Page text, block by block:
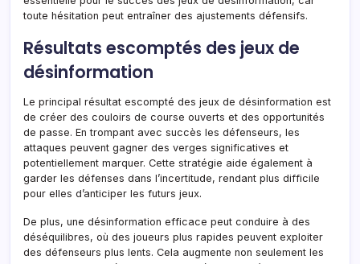
toute hésitation peut entraîner des ajustements défensifs.
Résultats escomptés des jeux de
désinformation
Le principal résultat escompté des jeux de désinformation est
de créer des couloirs de course ouverts et des opportunités
de passe. En trompant avec succès les défenseurs, les
attaques peuvent gagner des verges significatives et
potentiellement marquer. Cette stratégie aide également à
garder les défenses dans l’incertitude, rendant plus difficile
pour elles d’anticiper les futurs jeux.
De plus, une désinformation efficace peut conduire à des
déséquilibres, où des joueurs plus rapides peuvent exploiter
des défenseurs plus lents. Cela augmente non seulement les